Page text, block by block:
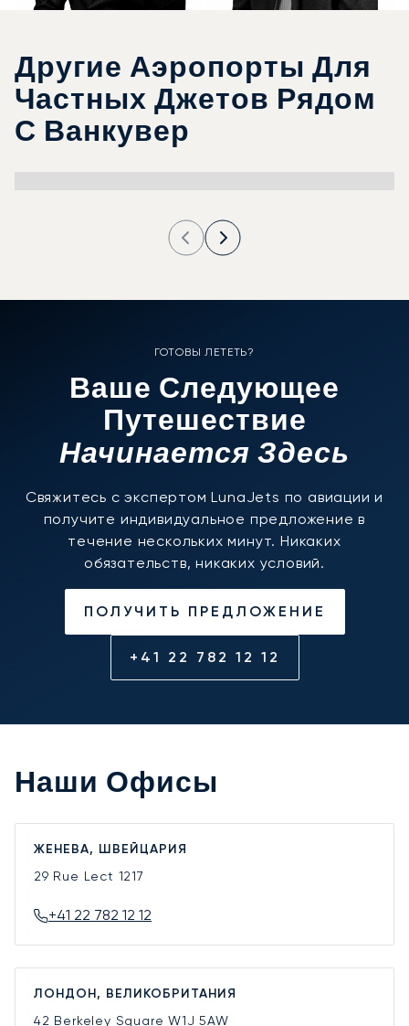
Другие Аэропорты Для
Частных Джетов Рядом
С Ванкувер
ГОТОВЫ ЛЕТЕТЬ?
Ваше Следующее
Путешествие
Начинается Здесь
Свяжитесь с экспертом LunaJets по авиации и
получите индивидуальное предложение в
течение нескольких минут. Никаких
обязательств, никаких условий.
ПОЛУЧИТЬ ПРЕДЛОЖЕНИЕ
+41 22 782 12 12
Наши Офисы
ЖЕНЕВА, ШВЕЙЦАРИЯ
29 Rue Lect 1217
+41 22 782 12 12
ЛОНДОН, ВЕЛИКОБРИТАНИЯ
42 Berkeley SquareW1J 5AW